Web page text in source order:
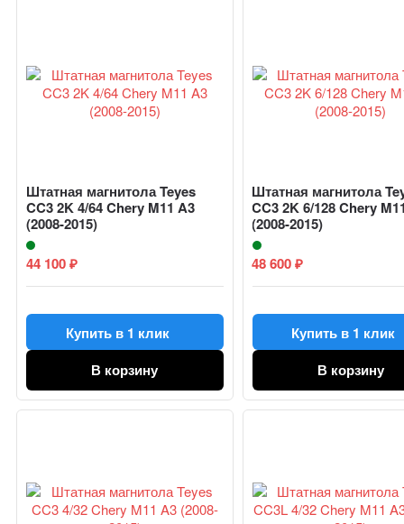
Штатная магнитола Teyes
CC3 2K 4/64 Chery M11 A3
(2008-2015)
44 100₽
Купить в 1 клик
В корзину
Штатная магнитола
CC3 2K 6/128 Chery
(2008-2015)
48 600₽
Купить в 1 клик
В корзину